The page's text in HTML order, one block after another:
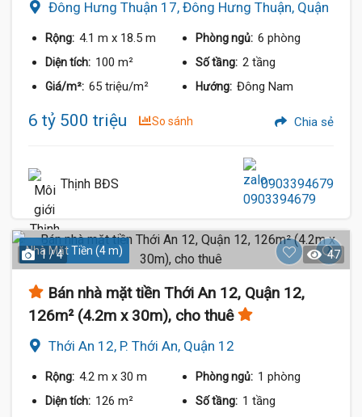
Đông Hưng Thuận 17, Đông Hưng Thuận, Quận
Rộng: 4.1 m x 18.5 m Phòng ngủ: 6 phòng
Diện tích: 100 m² Số tầng: 2 tầng
Giá/m²: 65 triệu/m² Hướng: Đông Nam
6 tỷ 500 triệu So sánh Chia sẻ
Thịnh BĐS 0903394679
Nhà Mặt Tiền (4 m)
1 / 4 47
Bán nhà mặt tiền Thới An 12, Quận 12,
126m² (4.2m x 30m), cho thuê
Thới An 12, P. Thới An, Quận 12
Rộng: 4.2 m x 30 m Phòng ngủ: 1 phòng
Diện tích: 126 m² Số tầng: 1 tầng